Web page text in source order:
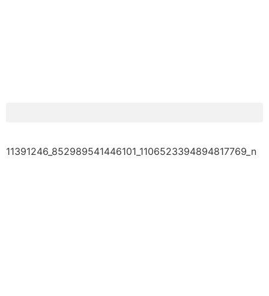
11391246_852989541446101_1106523394894817769_n